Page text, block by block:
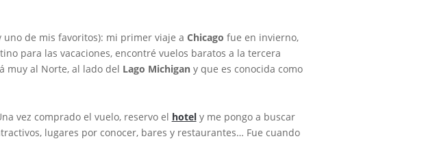
uno de mis favoritos): mi primer viaje aChicago fue en invierno,
para las vacaciones, encontré vuelos baratos a la tercera
muy al Norte, al lado del Lago Michigan y que es conocida como
vez comprado el vuelo, reservo el hotely me pongo a buscar
lugares por conocer, bares y restaurantes… Fue cuando